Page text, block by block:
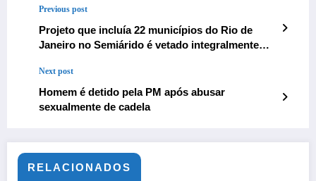
Previous post
Projeto que incluía 22 municípios do Rio de
Janeiro no Semiárido é vetado integralmente
Next post
Homem é detido pela PM após abusar
sexualmente de cadela
RELACIONADOS